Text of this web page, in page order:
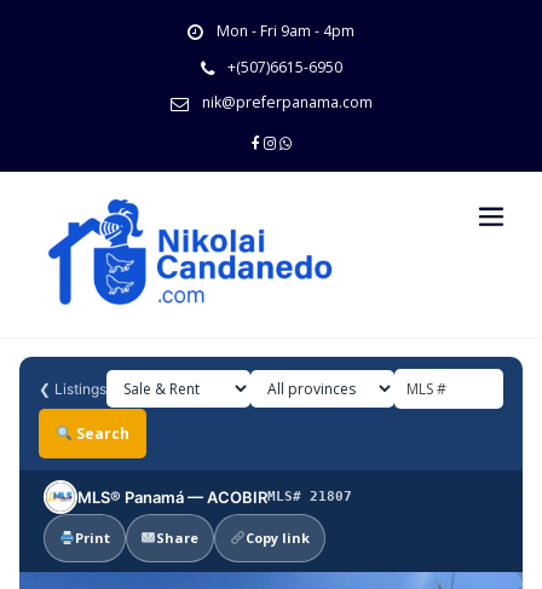
Mon - Fri 9am - 4pm
+(507)6615-6950
nik@preferpanama.com
❮ Listings
Search
MLS® Panamá — ACOBIRMLS# 21807
Print Share Copy link